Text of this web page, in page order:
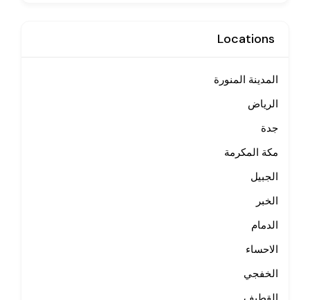
Locations
المدينة المنورة
الرياض
جدة
مكة المكرمة
الجبيل
الخبر
الدمام
الاحساء
الخفجي